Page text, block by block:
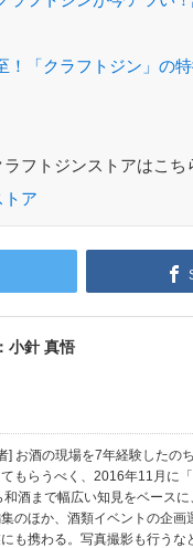
！「クラフトジン」の
フトジンストアはこち
トア
小針 真悟
] お酒の現場を7年経験したの
もらうべく、2016年11月に
酒まで幅広い知見をベース
のほか、酒類イベントの企画
も携わる。写真撮影も行うな